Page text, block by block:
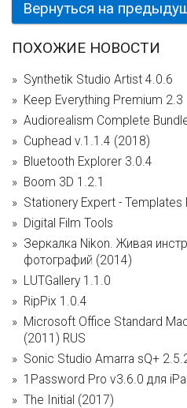
Вернуться на
ПОХОЖИЕ НОВОСТИ
Synthetik Studio Artist 4.0.6
Keep Everything Premium 2.3
Audiorealism Complete
Cuphead v.1.1.4 (2018)
Bluetooth Explorer 3.0.4
Boom 3D 1.2.1
Stationery Expert - Templates
Digital Film Tools
Зеркалка Nikon. Живая
фотографий (2014)
LUTGallery 1.1.0
RipPix 1.0.4
Microsoft Office Standard
(2011) RUS
Sonic Studio Amarra sQ+
1Password Pro v3.6.0 для
The Initial (2017)